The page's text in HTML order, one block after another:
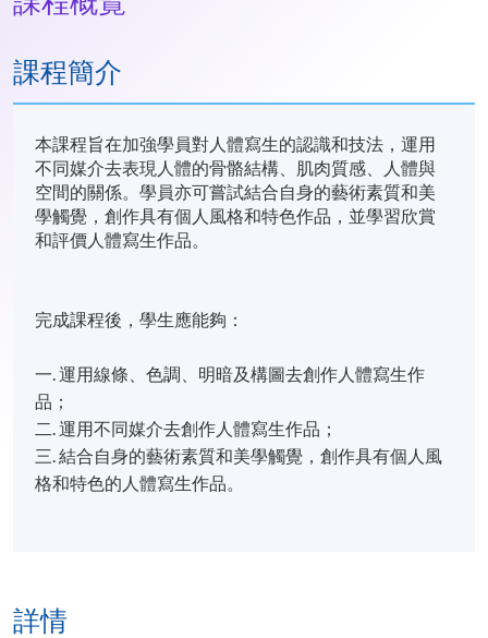
課程簡介
本課程旨在加強學員對人體寫生的認識和技法，運用
不同媒介去表現人體的骨骼結構、肌肉質感、人體與
空間的關係。學員亦可嘗試結合自身的藝術素質和美
學觸覺，創作具有個人風格和特色作品，並學習欣賞
和評價人體寫生作品。
完成課程後，學生應能夠：
一. 運用線條、色調、明暗及構圖去創作人體寫生作
品；
二. 運用不同媒介去創作人體寫生作品；
三. 結合自身的藝術素質和美學觸覺，創作具有個人風
格和特色的人體寫生作品。
詳情